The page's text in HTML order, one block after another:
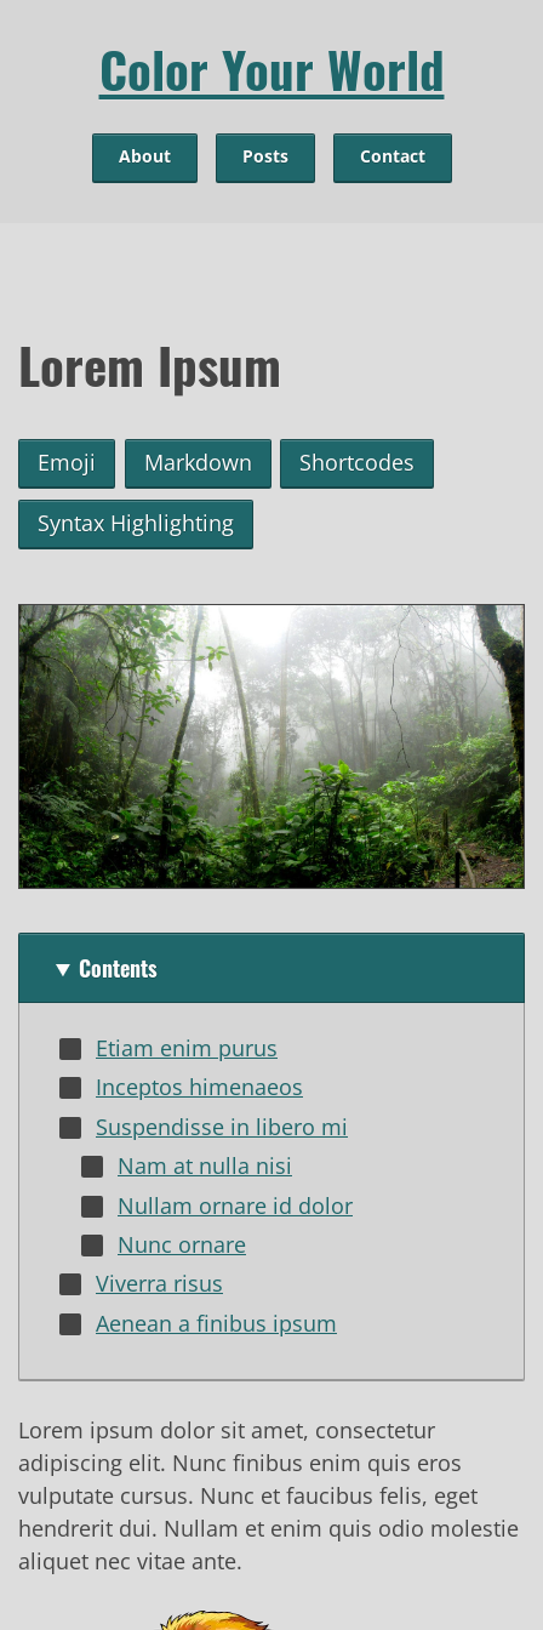
Color Your World
About Posts Contact
Lorem Ipsum
Emoji Markdown Shortcodes
Syntax Highlighting
Contents
Etiam enim purus
Inceptos himenaeos
Suspendisse in libero mi
Nam at nulla nisi
Nullam ornare id dolor
Nunc ornare
Viverra risus
Aenean a finibus ipsum
Lorem ipsum dolor sit amet, consectetur
adipiscing elit. Nunc finibus enim quis eros
vulputate cursus. Nunc et faucibus felis, eget
hendrerit dui. Nullam et enim quis odio molestie
aliquet nec vitae ante.